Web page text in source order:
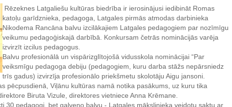
Rēzeknes Latgaliešu kultūras biedrība ir ierosinājusi iedibināt Romas
katoļu garīdznieka, pedagoga, Latgales pirmās atmodas darbinieka
Nikodema Rancāna balvu izcilākajiem Latgales pedagogiem par nozīmīgu
veikumu pedagoģiskajā darbībā. Konkursam četrās nominācijās varēja
izvirzīt izcilus pedagogus.
Balvu profesionālā un vispārizglītojošā vidusskola nominācijai “Par
veiksmīgu pedagoga debiju (pedagogiem, kuru darba stāžs nepārsniedz
trīs gadus) izvirzīja profesionālo priekšmetu skolotāju Aigu jansoni.
pēcpusdienā, Viļānu kultūras namā notika pasākums, uz kuru tika
Biruta Vizule, direktores vietniece Anna Krēmane.
30 pedagogi, bet galveno balvu - Latgales mākslinieka veidotu saktu ar